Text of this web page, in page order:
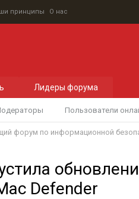
принципы О нас
Пользователи
Лидеры форума
форум по информационной
Defender